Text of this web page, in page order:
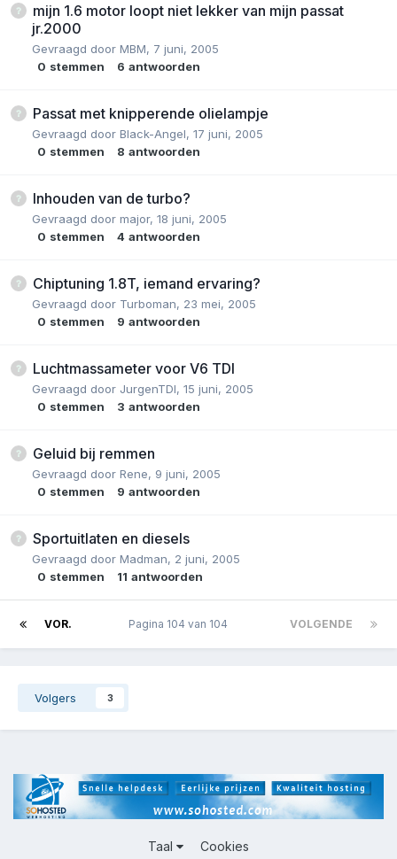
mijn 1.6 motor loopt niet lekker van mijn passat
jr.2000
Gevraagd door MBM, 7 juni, 2005
0 stemmen 6 antwoorden
Passat met knipperende olielampje
Gevraagd door Black-Angel, 17 juni, 2005
0 stemmen 8 antwoorden
Inhouden van de turbo?
Gevraagd door major, 18 juni, 2005
0 stemmen 4 antwoorden
Chiptuning 1.8T, iemand ervaring?
Gevraagd door Turboman, 23 mei, 2005
0 stemmen 9 antwoorden
Luchtmassameter voor V6 TDI
Gevraagd door JurgenTDI, 15 juni, 2005
0 stemmen 3 antwoorden
Geluid bij remmen
Gevraagd door Rene, 9 juni, 2005
0 stemmen 9 antwoorden
Sportuitlaten en diesels
Gevraagd door Madman, 2 juni, 2005
0 stemmen 11 antwoorden
VOR. VOLGENDE
Pagina 104 van 104
Volgers 3
Taal Cookies